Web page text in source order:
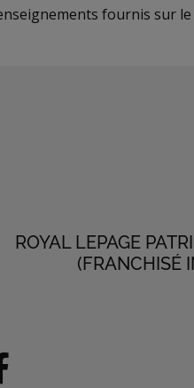
fournis sur le
ROYAL LEPAGE
(FRANCHISÉ